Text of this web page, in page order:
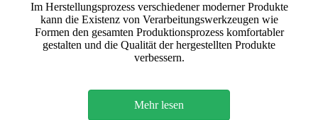
Im Herstellungsprozess verschiedener moderner Produkte
kann die Existenz von Verarbeitungswerkzeugen wie
Formen den gesamten Produktionsprozess komfortabler
gestalten und die Qualität der hergestellten Produkte
verbessern.
Mehr lesen